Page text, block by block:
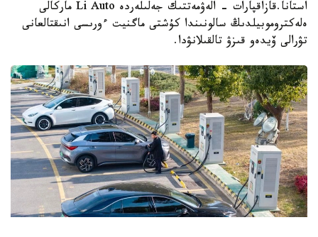
استانا.قازاقپارات - الەۋمەتتىك جەلىلەردە Li Auto ماركالى
ەلەكتروموبيلدىڭ سالونىندا كۇشتى ماگنيت ءورىسى انىقتالعانى
تۋرالى ۆيدەو قىزۋ تالقىلانۋدا.